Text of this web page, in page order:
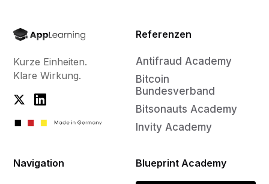
Kurze Einheiten.
Klare Wirkung.
Referenzen
Antifraud Academy
Bitcoin
Bundesverband
Bitsonauts Academy
Invity Academy
Navigation Blueprint Academy